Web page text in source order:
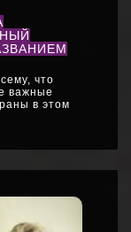
что
важные
в этом